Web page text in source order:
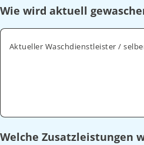
Wie wird aktuell
Aktueller Waschdienstleister /
Welche Zusatzleistungen